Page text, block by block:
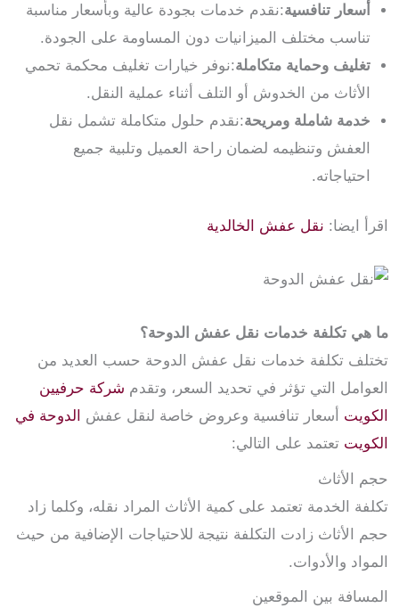
أسعار تنافسية:نقدم خدمات بجودة عالية وبأسعار مناسبة
تناسب مختلف الميزانيات دون المساومة على الجودة.
تغليف وحماية متكاملة:نوفر خيارات تغليف محكمة تحمي
الأثاث من الخدوش أو التلف أثناء عملية النقل.
خدمة شاملة ومريحة:نقدم حلول متكاملة تشمل نقل
العفش وتنظيمه لضمان راحة العميل وتلبية جميع
احتياجاته.
اقرأ ايضا: نقل عفش الخالدية
ما هي تكلفة خدمات نقل عفش الدوحة؟
تختلف تكلفة خدمات نقل عفش الدوحة حسب العديد من
العوامل التي تؤثر في تحديد السعر، وتقدم شركة حرفيين
الكويت أسعار تنافسية وعروض خاصة لنقل عفش
الدوحة في
الكويت تعتمد على التالي:
حجم الأثاث
تكلفة الخدمة تعتمد على كمية الأثاث المراد نقله، وكلما زاد
حجم الأثاث زادت التكلفة نتيجة للاحتياجات الإضافية من حيث
المواد والأدوات.
المسافة بين الموقعين